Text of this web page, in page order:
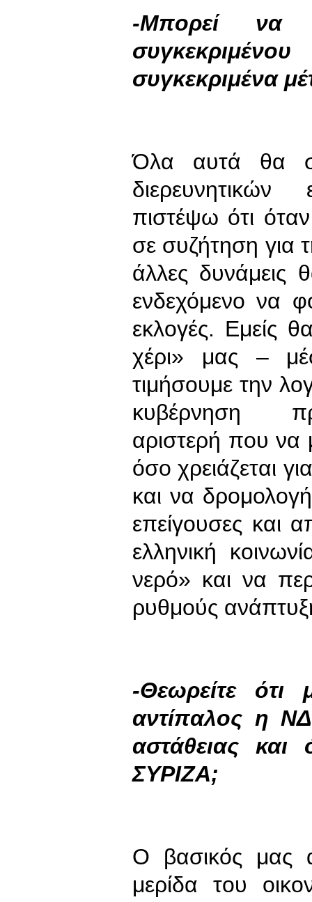
-Μπορεί να
συγκεκριμένα
Όλα αυτά θα
πιστέψω ότι όταν
σε συζήτηση για
άλλες δυνάμεις
ενδεχόμενο να
εκλογές. Εμείς
χέρι» μας –
τιμήσουμε την
κυβέρνηση
αριστερή που να
όσο χρειάζεται
και να
επείγουσες και
ελληνική
νερό» και να
ρυθμούς
-Θεωρείτε ότι
αντίπαλος η
αστάθειας
ΣΥΡΙΖΑ;
Ο βασικός μας
μερίδα του